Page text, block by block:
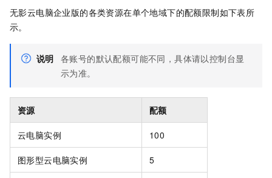
无影云电脑企业版的各类资源在单个地域下的配额限制如下表所
示。
说明 各账号的默认配额可能不同，具体请以控制台显
示为准。
资源 配额
云电脑实例 100
图形型云电脑实例 5